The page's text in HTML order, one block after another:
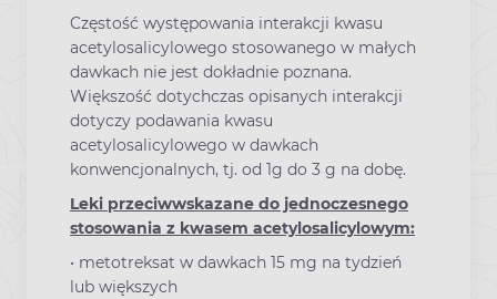
Częstość występowania interakcji kwasu
acetylosalicylowego stosowanego w małych
dawkach nie jest dokładnie poznana.
Większość dotychczas opisanych interakcji
dotyczy podawania kwasu
acetylosalicylowego w dawkach
konwencjonalnych, tj. od 1g do 3 g na dobę.
Leki przeciwwskazane do jednoczesnego
stosowania z kwasem acetylosalicylowym:
• metotreksat w dawkach 15 mg na tydzień
lub większych